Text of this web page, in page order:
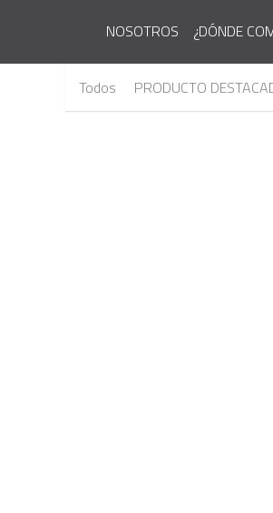
NOSOTROS ¿DÓNDE
Todos PRODUCTO